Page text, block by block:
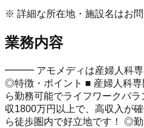
※ 詳細な所在地・施設名はお
業務内容
━━━ アモメディは産婦人科
◎特徴・ポイント ■ 産婦人科
ら勤務可能でライフワークバ
収1800万円以上で、高収入が
ら徒歩圏内で好立地です！ ◎